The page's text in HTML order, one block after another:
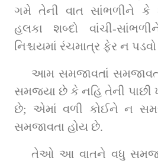
ગમે તેની વાત સાંભળીને કે
હલકા શબ્દો વાંચી-
નિશ્ચયમાં રંચમાત્ર ફેર ન
આમ સમજાવતાં
સમજ્યા છે કે નહિ તેની પાછી
છે; એમાં વળી કોઈને ન
સમજાવતા હોય છે.
તેઓ આ વાતને વધુ